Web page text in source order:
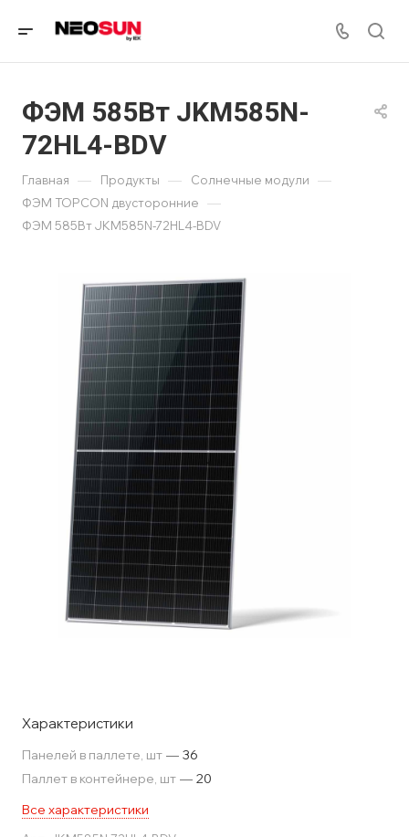
ФЭМ 585Вт JKM585N-
72HL4-BDV
Главная — Продукты — Солнечные модули —
ФЭМ TOPCON двусторонние —
ФЭМ 585Вт JKM585N-72HL4-BDV
Характеристики
Панелей в паллете, шт — 36
Паллет в контейнере, шт — 20
Все характеристики